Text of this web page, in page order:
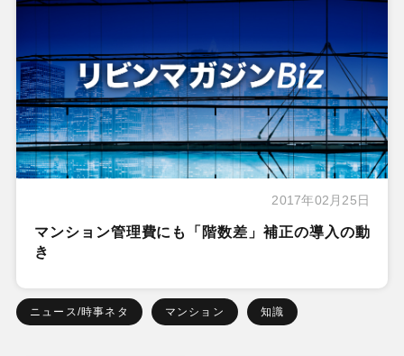
2017年02月25日
マンション管理費にも「階数差」補正の導入の動
き
ニュース/時事ネタ マンション 知識